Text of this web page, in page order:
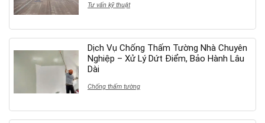
Tư vấn kỹ thuật
Dịch Vụ Chống Thấm Tường Nhà Chuyên
Nghiệp – Xử Lý Dứt Điểm, Bảo Hành Lâu
Dài
Chống thấm tường